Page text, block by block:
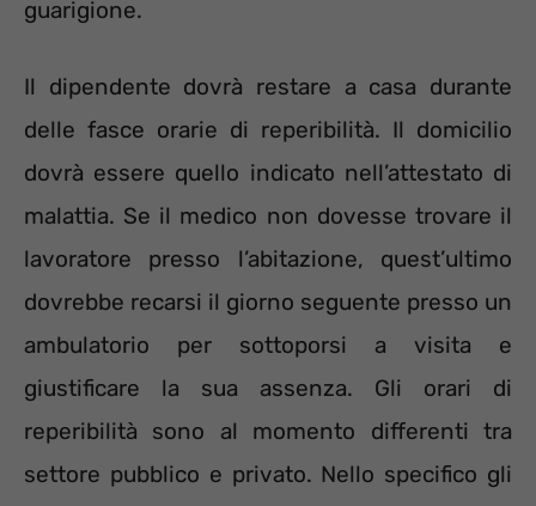
guarigione.
Il dipendente dovrà restare a casa durante
delle fasce orarie di reperibilità. Il domicilio
dovrà essere quello indicato nell’attestato di
malattia. Se il medico non dovesse trovare il
lavoratore presso l’abitazione, quest’ultimo
dovrebbe recarsi il giorno seguente presso un
ambulatorio per sottoporsi a visita e
giustificare la sua assenza. Gli orari di
reperibilità sono al momento differenti tra
settore pubblico e privato. Nello specifico gli